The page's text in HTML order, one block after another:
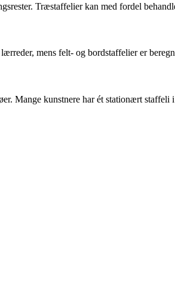
Træstaffelier kan med fordel
mens felt- og bordstaffelier er
Mange kunstnere har ét stationært staffeli